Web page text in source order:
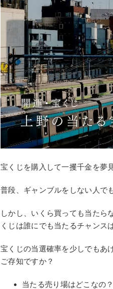
宝くじを購入して一攫千金を夢
普段、ギャンブルをしない人で
しかし、いくら買っても当た
くじは誰にでも当たるチャンス
宝くじの当選確率を少しでもあ
ご存知ですか？
当たる売り場はどこなの？